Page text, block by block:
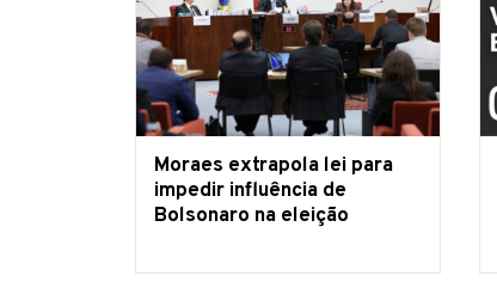
Moraes extrapola lei para
impedir influência de
Bolsonaro na eleição